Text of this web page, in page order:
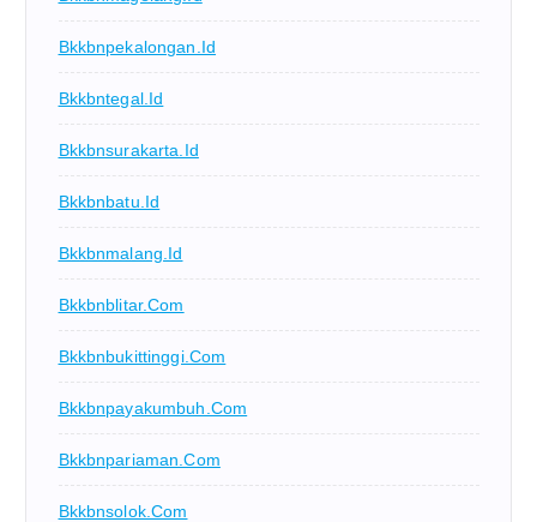
Bkkbnpekalongan.id
Bkkbntegal.id
Bkkbnsurakarta.id
Bkkbnbatu.id
Bkkbnmalang.id
Bkkbnblitar.com
Bkkbnbukittinggi.com
Bkkbnpayakumbuh.com
Bkkbnpariaman.com
Bkkbnsolok.com